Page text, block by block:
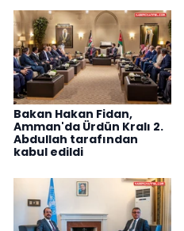
Bakan Hakan Fidan,
Amman'da Ürdün Kralı 2.
Abdullah tarafından
kabul edildi